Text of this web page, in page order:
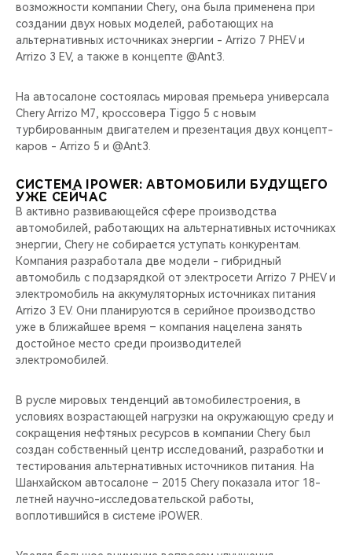
НАШИ МЕРОПРИЯТИЯ
ВИДЕООБЗОРЫ
возможности компании Chery, она была применена при
создании двух новых моделей, работающих на
альтернативных источниках энергии - Arrizo 7 PHEV и
Arrizo 3 EV, а также в концепте @Ant3.
На автосалоне состоялась мировая премьера универсала
Chery Arrizo M7, кроссовера Tiggo 5 с новым
турбированным двигателем и презентация двух концепт-
каров - Arrizo 5 и @Ant3.
СИСТЕМА IPOWER: АВТОМОБИЛИ БУДУЩЕГО
УЖЕ СЕЙЧАС
В активно развивающейся сфере производства
автомобилей, работающих на альтернативных источниках
энергии, Chery не собирается уступать конкурентам.
Компания разработала две модели - гибридный
автомобиль с подзарядкой от электросети Arrizo 7 PHEV и
электромобиль на аккумуляторных источниках питания
Arrizo 3 EV. Они планируются в серийное производство
уже в ближайшее время – компания нацелена занять
достойное место среди производителей
электромобилей.
В русле мировых тенденций автомобилестроения, в
условиях возрастающей нагрузки на окружающую среду и
сокращения нефтяных ресурсов в компании Chery был
создан собственный центр исследований, разработки и
тестирования альтернативных источников питания. На
Шанхайском автосалоне – 2015 Chery показала итог 18-
летней научно-исследовательской работы,
воплотившийся в системе iPOWER.